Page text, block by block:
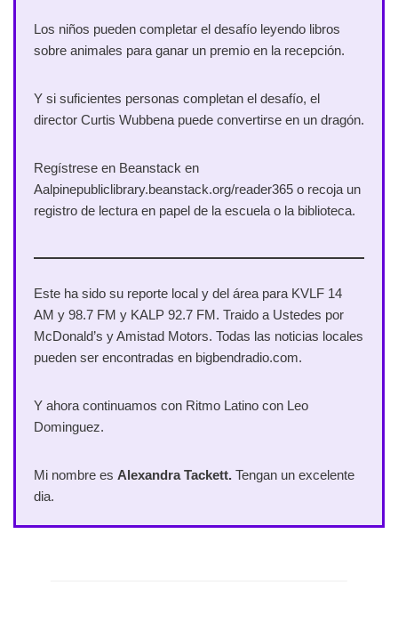
Los niños pueden completar el desafío leyendo libros
sobre animales para ganar un premio en la recepción.
Y si suficientes personas completan el desafío, el
director Curtis Wubbena puede convertirse en un dragón.
Regístrese en Beanstack en
Aalpinepubliclibrary.beanstack.org/reader365 o recoja un
registro de lectura en papel de la escuela o la biblioteca.
Este ha sido su reporte local y del área para KVLF 14
AM y 98.7 FM y KALP 92.7 FM. Traido a Ustedes por
McDonald’s y Amistad Motors. Todas las noticias locales
pueden ser encontradas en bigbendradio.com.
Y ahora continuamos con Ritmo Latino con Leo
Dominguez.
Mi nombre es Alexandra Tackett. Tengan un excelente
dia.